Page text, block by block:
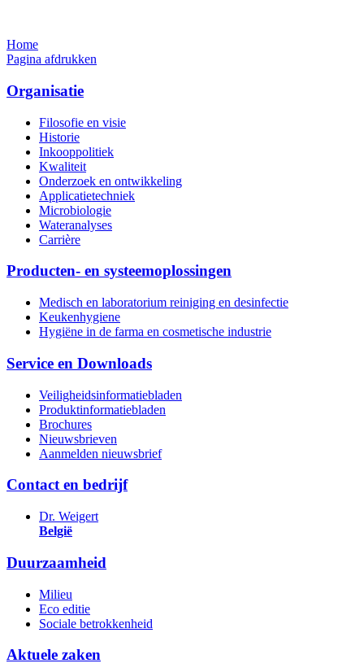
Home
Pagina afdrukken
Organisatie
Filosofie en visie
Historie
Inkooppolitiek
Kwaliteit
Onderzoek en ontwikkeling
Applicatietechniek
Microbiologie
Wateranalyses
Carrière
Producten- en systeemoplossingen
Medisch en laboratorium reiniging en desinfectie
Keukenhygiene
Hygiëne in de farma en cosmetische industrie
Service en Downloads
Veiligheidsinformatiebladen
Produktinformatiebladen
Brochures
Nieuwsbrieven
Aanmelden nieuwsbrief
Contact en bedrijf
Dr. Weigert
België
Duurzaamheid
Milieu
Eco editie
Sociale betrokkenheid
Aktuele zaken